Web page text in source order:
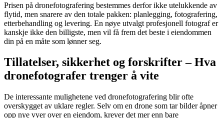
Prisen på dronefotografering bestemmes derfor ikke utelukkende av
flytid, men snarere av den totale pakken: planlegging, fotografering,
etterbehandling og levering. En nøye utvalgt profesjonell fotograf er
kanskje ikke den billigste, men vil få frem det beste i eiendommen
din på en måte som lønner seg.
Tillatelser, sikkerhet og forskrifter – Hva
dronefotografer trenger å vite
De interessante mulighetene ved dronefotografering blir ofte
overskygget av uklare regler. Selv om en drone som tar bilder åpner
opp nye vyer over en eiendom, krever det mer enn bare